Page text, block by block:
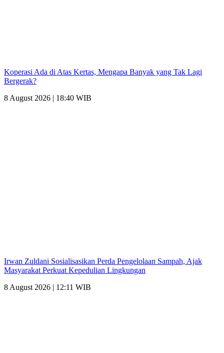
Koperasi Ada di Atas Kertas, Mengapa Banyak yang Tak Lagi
Bergerak?
8 August 2026 | 18:40 WIB
Irwan Zuldani Sosialisasikan Perda Pengelolaan Sampah, Ajak
Masyarakat Perkuat Kepedulian Lingkungan
8 August 2026 | 12:11 WIB